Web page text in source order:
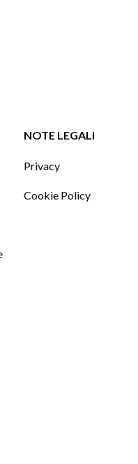
NOTE LEGALI
Privacy
Cookie Policy